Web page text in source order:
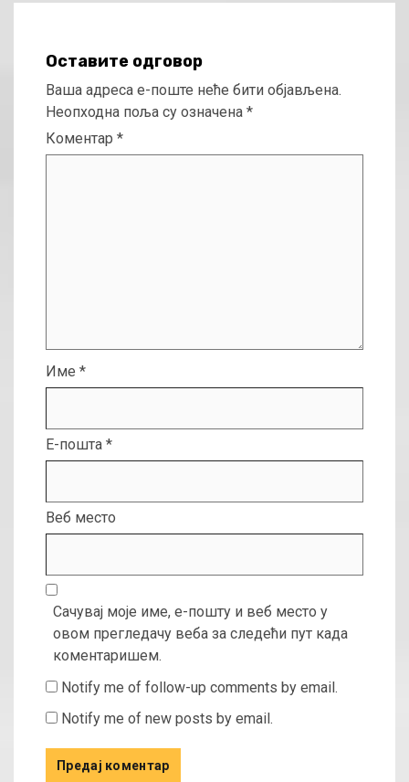
Оставите одговор
Ваша адреса е-поште неће бити објављена.
Неопходна поља су означена *
Коментар *
Име *
Е-пошта *
Веб место
Сачувај моје име, е-пошту и веб место у
овом прегледачу веба за следећи пут када
коментаришем.
Notify me of follow-up comments by email.
Notify me of new posts by email.